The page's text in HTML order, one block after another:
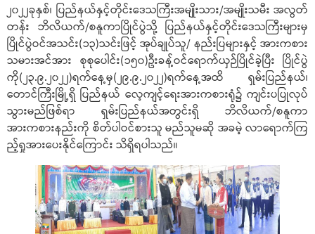
၂၀၂၂ခုနှစ်၊ ပြည်နယ်နှင့်တိုင်းဒေသကြီးအမျိုးသား/အမျိုးသမီး အလွတ်
တန်း ဘိလိယက်/စနူကာပြိုင်ပွဲသို့ ပြည်နယ်နှင့်တိုင်းဒေသကြီးများမှ
ပြိုင်ပွဲဝင်အသင်း(၁၃)သင်းဖြင့် အုပ်ချုပ်သူ/ နည်းပြများနှင့် အားကစား
သမားအင်အား စုစုပေါင်း(၁၅၀)ဦးခန့်ဝင်ရောက်ယှဉ်ပြိုင်ခဲ့ပြီး ပြိုင်ပွဲ
ကို(၂၃.၉.၂၀၂၂)ရက်နေ့မှ(၂၉.၉.၂၀၂၂)ရက်နေ့အထိ ရှမ်းပြည်နယ်၊
တောင်ကြီးမြို့ရှိ ပြည်နယ် လေ့ကျင့်ရေးအားကစားရုံ၌ ကျင်းပပြုလုပ်
သွားမည်ဖြစ်ရာ ရှမ်းပြည်နယ်အတွင်းရှိ ဘိလိယက်/စနူကာ
အားကစားနည်းကို စိတ်ပါဝင်စားသူ မည်သူမဆို အခမဲ့ လာရောက်ကြ
ည့်ရှုအားပေးနိုင်ကြောင်း သိရှိရပါသည်။